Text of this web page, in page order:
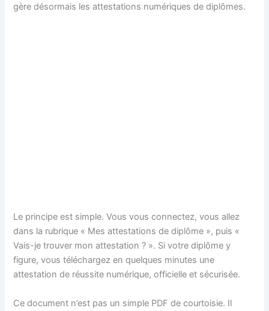
gère désormais les attestations numériques de diplômes.
Le principe est simple. Vous vous connectez, vous allez
dans la rubrique « Mes attestations de diplôme », puis «
Vais-je trouver mon attestation ? ». Si votre diplôme y
figure, vous téléchargez en quelques minutes une
attestation de réussite numérique, officielle et sécurisée.
Ce document n’est pas un simple PDF de courtoisie. Il